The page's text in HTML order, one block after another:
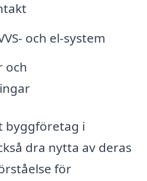
och el-system
och
byggföretag i
dra nytta av deras
för